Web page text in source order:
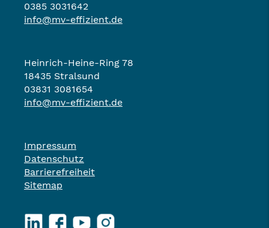
0385 3031642
info@mv-effizient.de
Heinrich-Heine-Ring 78
18435 Stralsund
03831 3081654
info@mv-effizient.de
Impressum
Datenschutz
Barrierefreiheit
Sitemap
LinkedInFacebookYouTubeInstagram